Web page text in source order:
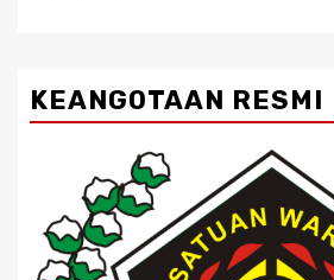
KEANGOTAAN RESMI